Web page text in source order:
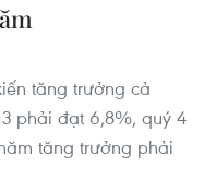
tăng trưởng cả
phải đạt 6,8%, quý 4
tăng trưởng phải